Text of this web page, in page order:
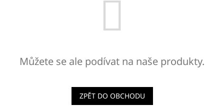
Můžete se ale podívat na naše produkty.
ZPĚT DO OBCHODU